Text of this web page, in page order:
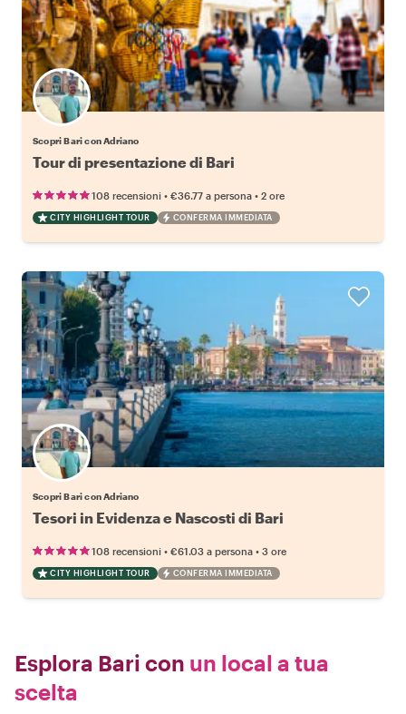
Scopri Bari con Adriano
Tour di presentazione di Bari
108 recensioni • €36.77 a persona • 2 ore
CITY HIGHLIGHT TOUR CONFERMA IMMEDIATA
Scopri Bari con Adriano
Tesori in Evidenza e Nascosti di Bari
108 recensioni • €61.03 a persona • 3 ore
CITY HIGHLIGHT TOUR CONFERMA IMMEDIATA
Esplora Bari con un local a tua
scelta